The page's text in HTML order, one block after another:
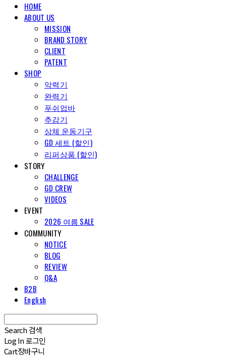
HOME
ABOUT US
MISSION
BRAND STORY
CLIENT
PATENT
SHOP
악력기
완력기
푸쉬업바
추감기
상체 운동기구
GD 세트 (할인)
리퍼상품 (할인)
STORY
CHALLENGE
GD CREW
VIDEOS
EVENT
2026 여름 SALE
COMMUNITY
NOTICE
BLOG
REVIEW
Q&A
B2B
English
Search 검색
Log In로그인
Cart장바구니